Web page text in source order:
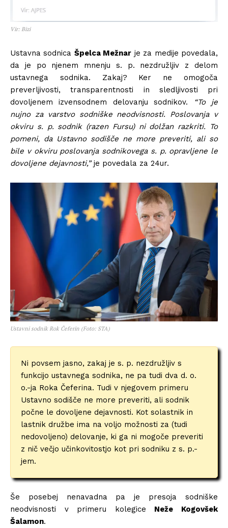
Vir: Bizi
Ustavna sodnica Špelca Mežnar je za medije povedala,
da je po njenem mnenju s. p. nezdružljiv z delom
ustavnega sodnika. Zakaj? Ker ne omogoča
preverljivosti, transparentnosti in sledljivosti pri
dovoljenem izvensodnem delovanju sodnikov.
“To je
nujno za varstvo sodniške neodvisnosti. Poslovanja v
okviru s. p. sodnik (razen Fursu) ni dolžan razkriti. To
pomeni, da Ustavno sodišče ne more preveriti, ali so
bile v okviru poslovanja sodnikovega s. p. opravljene le
dovoljene dejavnosti,”je povedala za 24ur.
Ustavni sodnik Rok Čeferin (Foto: STA)
Ni povsem jasno, zakaj je s. p. nezdružljiv s
funkcijo ustavnega sodnika, ne pa tudi dva d. o.
o.-ja Roka Čeferina. Tudi v njegovem primeru
Ustavno sodišče ne more preveriti, ali sodnik
počne le dovoljene dejavnosti. Kot solastnik in
lastnik družbe ima na voljo možnosti za (tudi
nedovoljeno) delovanje, ki ga ni mogoče preveriti
z nič večjo učinkovitostjo kot pri sodniku z s. p.-
jem.
Še posebej nenavadna pa je presoja sodniške
neodvisnosti v primeru kolegice Neže Kogovšek
Šalamon.